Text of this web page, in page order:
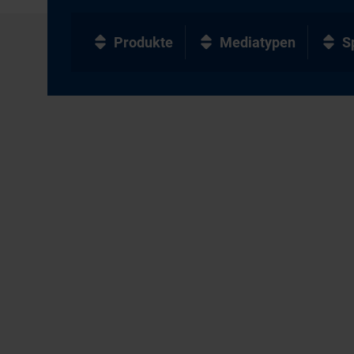
Produkte Mediatypen